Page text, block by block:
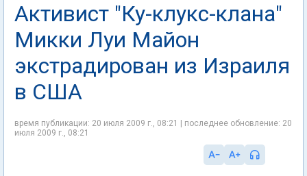
Активист "Ку-клукс-клана"
Микки Луи Майон
экстрадирован из Израиля
в США
время публикации: 20 июля 2009 г., 08:21 | последнее обновление: 20
июля 2009 г., 08:21